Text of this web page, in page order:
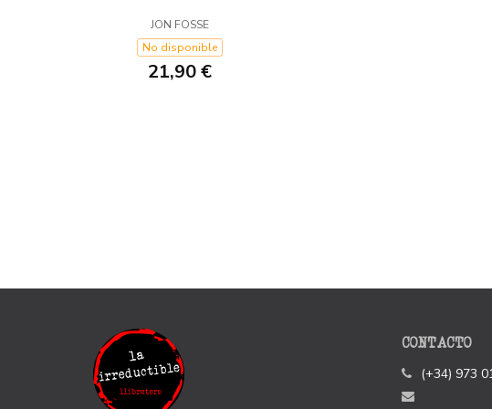
JON FOSSE
No disponible
21,90 €
CONTACTO
(+34) 973